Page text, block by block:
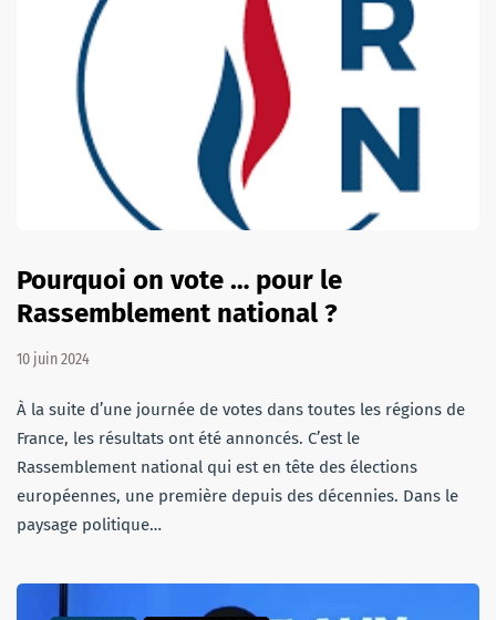
Pourquoi on vote … pour le
Rassemblement national ?
10 juin 2024
À la suite d’une journée de votes dans toutes les régions de
France, les résultats ont été annoncés. C’est le
Rassemblement national qui est en tête des élections
européennes, une première depuis des décennies. Dans le
paysage politique…